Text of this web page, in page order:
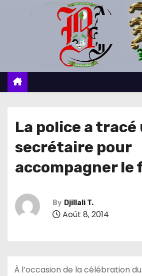
c
La police a tracé
secrétaire pour
accompagner le
By Djillali T.
Août 8, 2014
À l’occasion de la célébration